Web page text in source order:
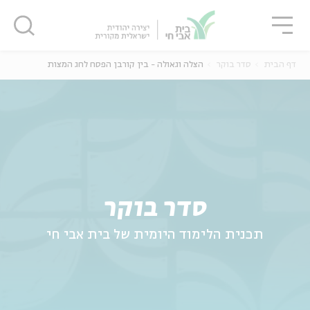
סדר בוקר
תכנית הלימוד היומית של בית אבי חי
דף הבית סדר בוקר הצלה וגאולה - בין קורבן הפסח לחג המצות
סגור